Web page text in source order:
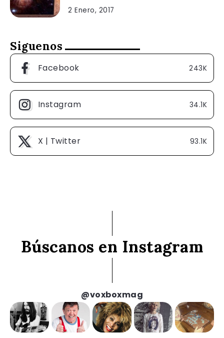
2 Enero, 2017
Siguenos
Facebook 243K
Instagram 34.1K
X | Twitter 93.1K
Búscanos en Instagram
@voxboxmag